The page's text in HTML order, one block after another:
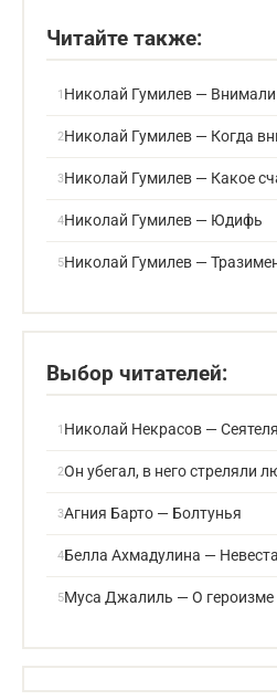
Читайте также:
Николай Гумилев —
Николай Гумилев — Когда
Николай Гумилев — Какое
Николай Гумилев — Юдифь
Николай Гумилев —
Выбор читателей:
Николай Некрасов —
Он убегал, в него стреляли
Агния Барто — Болтунья
Белла Ахмадулина — Невеста
Муса Джалиль — О героизме